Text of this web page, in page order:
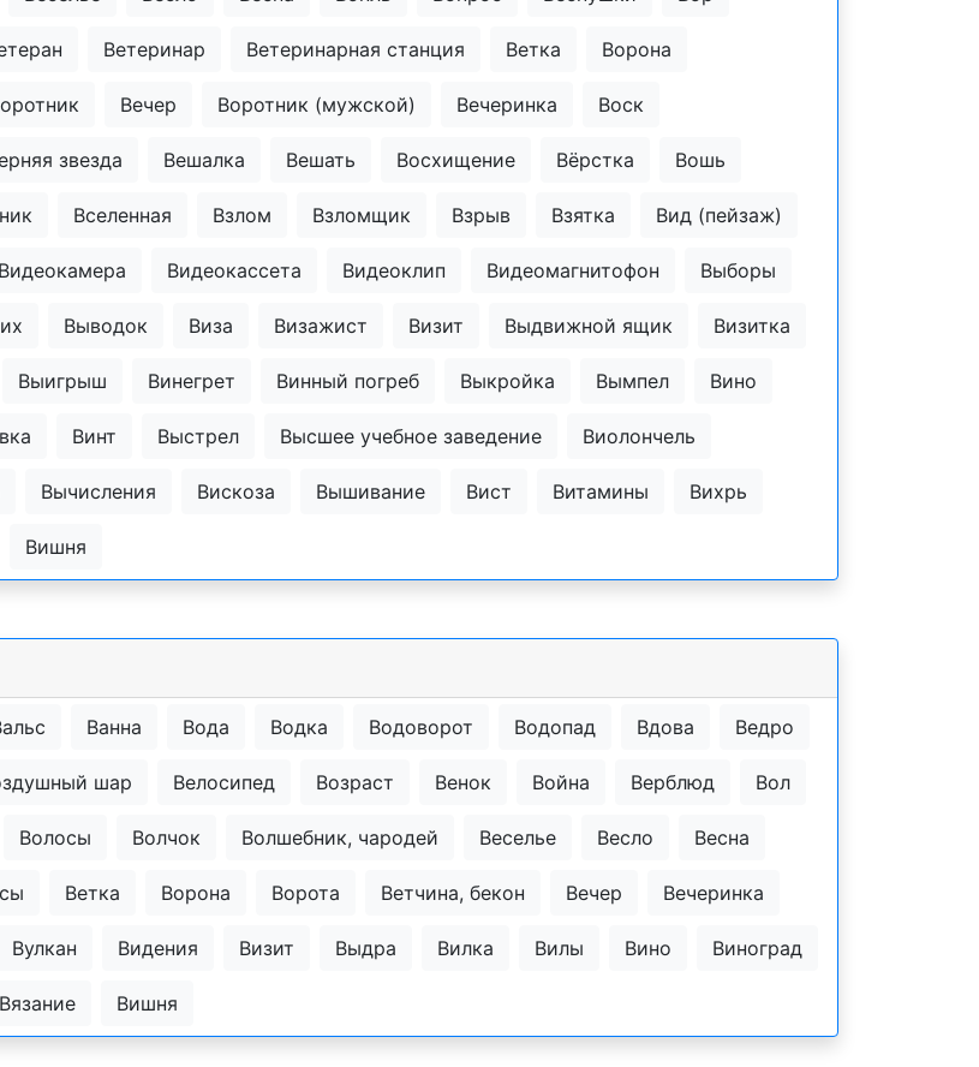
Ветеринар Ветеринарная станция Ветка Ворона
Вечер Воротник (мужской) Вечеринка Воск
звезда Вешалка Вешать Восхищение Вёрстка Вошь
Вселенная Взлом Взломщик Взрыв Взятка Вид (пейзаж)
Видеокамера Видеокассета Видеоклип Видеомагнитофон Выборы
Выводок Виза Визажист Визит Выдвижной ящик Визитка
Выигрыш Винегрет Винный погреб Выкройка Вымпел Вино
Винт Выстрел Высшее учебное заведение Виолончель
Вычисления Вискоза Вышивание Вист Витамины Вихрь
Вишня
Ванна Вода Водка Водоворот Водопад Вдова Ведро
шар Велосипед Возраст Венок Война Верблюд Вол
Волосы Волчок Волшебник, чародей Веселье Весло Весна
Ветка Ворона Ворота Ветчина, бекон Вечер Вечеринка
Вулкан Видения Визит Выдра Вилка Вилы Вино Виноград
Вязание Вишня